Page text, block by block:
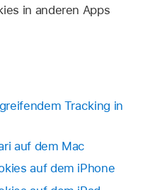
in anderen Apps
Tracking in
auf dem Mac
auf dem iPhone